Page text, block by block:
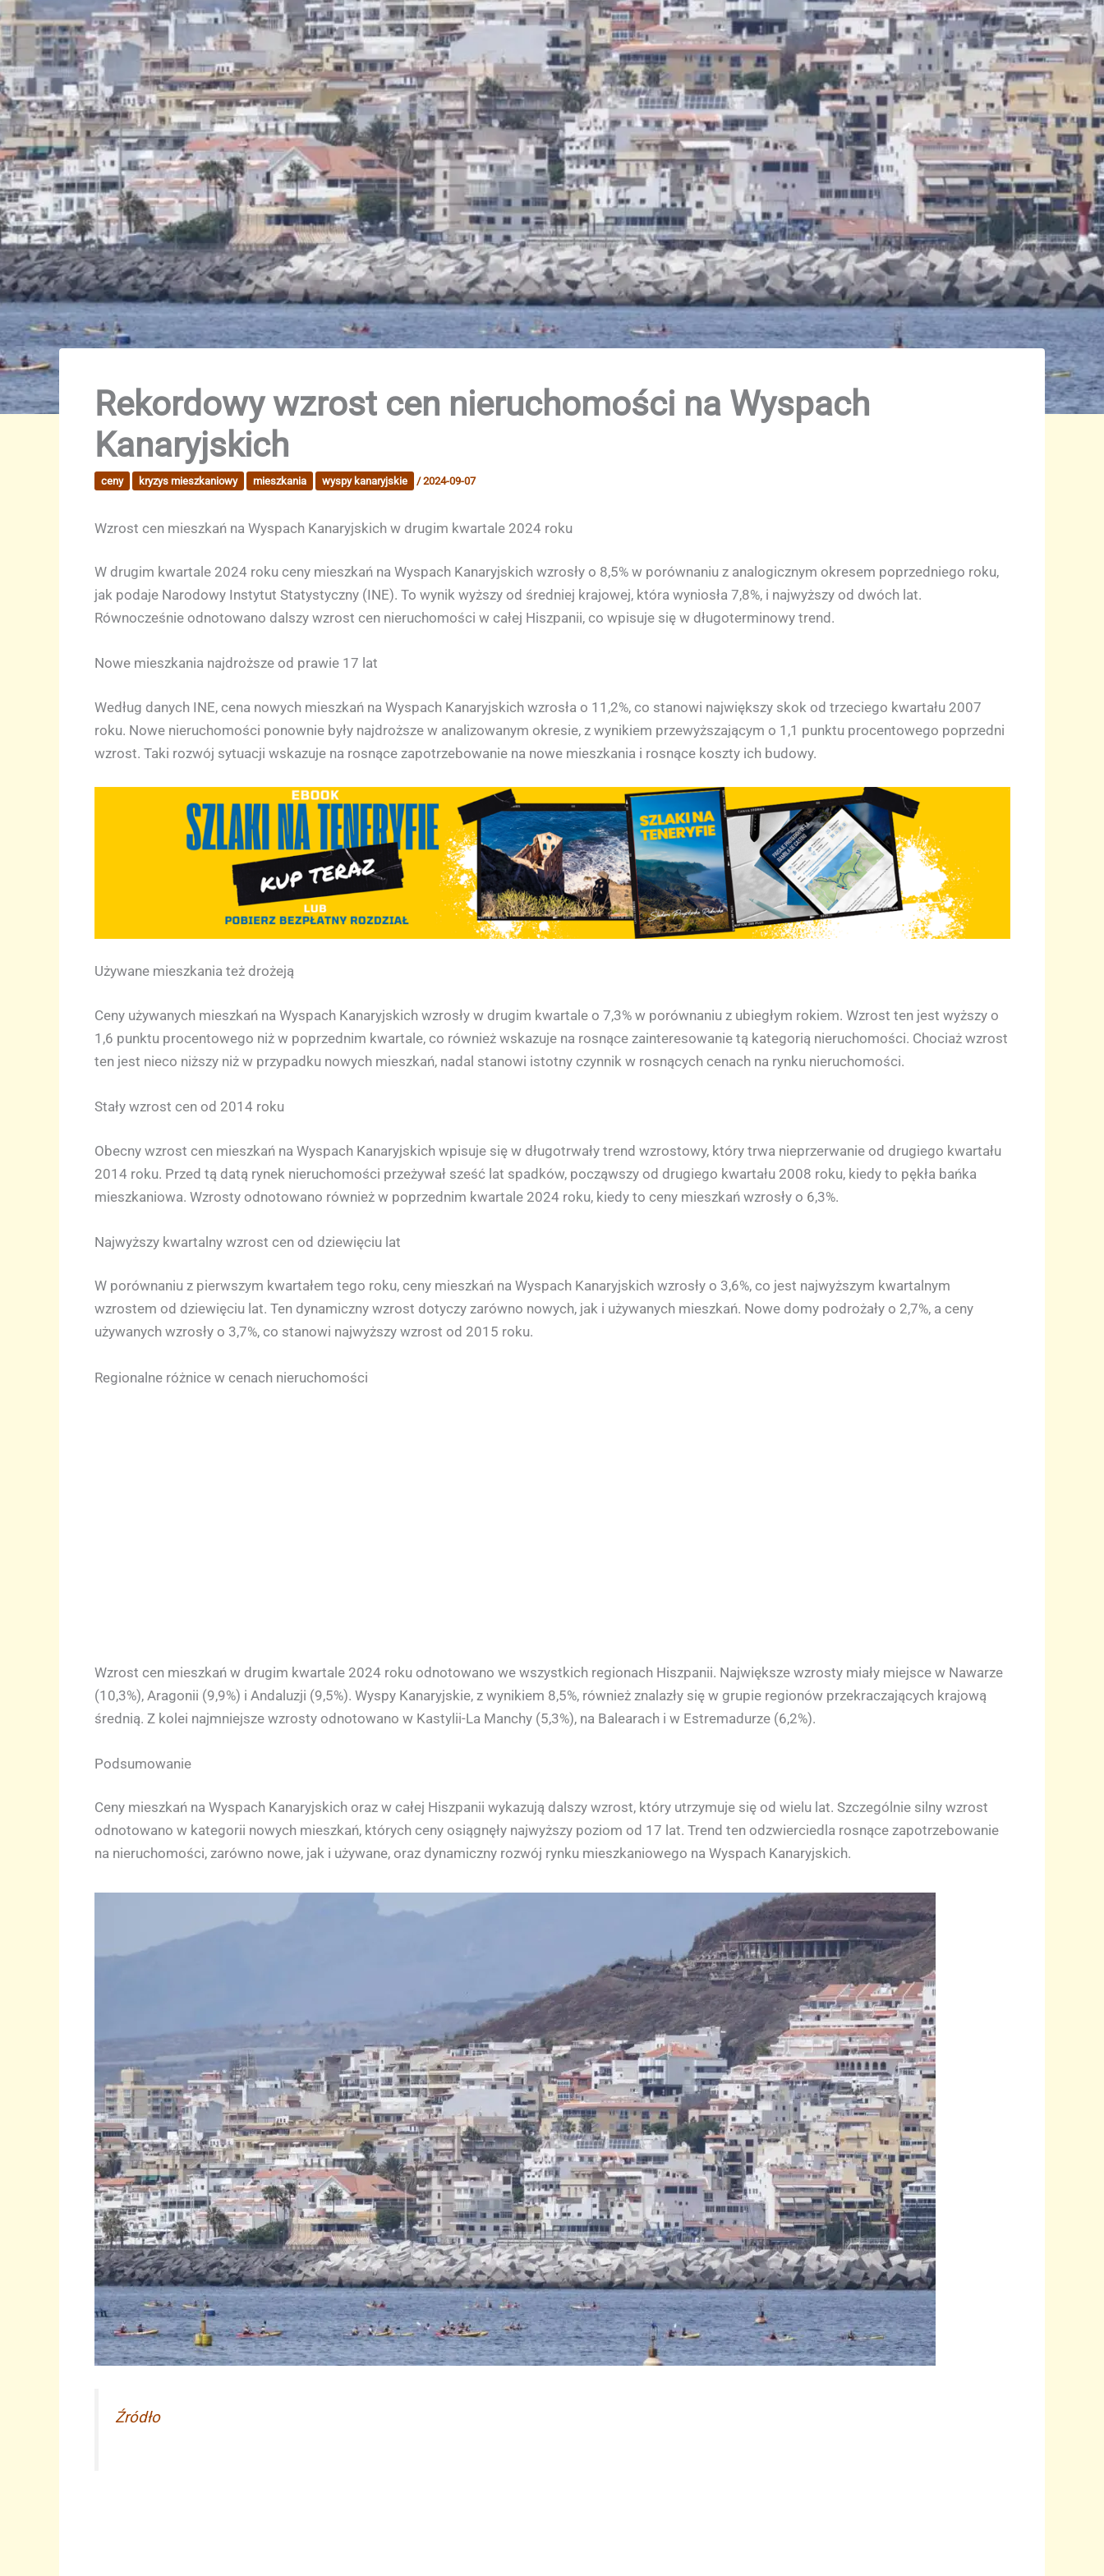
Rekordowy wzrost cen nieruchomości na Wyspach
Kanaryjskich
ceny kryzys mieszkaniowy mieszkania wyspy kanaryjskie /2024-09-07
Wzrost cen mieszkań na Wyspach Kanaryjskich w drugim kwartale 2024 roku
W drugim kwartale 2024 roku ceny mieszkań na Wyspach Kanaryjskich wzrosły o 8,5% w porównaniu z analogicznym okresem poprzedniego roku,
jak podaje Narodowy Instytut Statystyczny (INE). To wynik wyższy od średniej krajowej, która wyniosła 7,8%, i najwyższy od dwóch lat.
Równocześnie odnotowano dalszy wzrost cen nieruchomości w całej Hiszpanii, co wpisuje się w długoterminowy trend.
Nowe mieszkania najdroższe od prawie 17 lat
Według danych INE, cena nowych mieszkań na Wyspach Kanaryjskich wzrosła o 11,2%, co stanowi największy skok od trzeciego kwartału 2007
roku. Nowe nieruchomości ponownie były najdroższe w analizowanym okresie, z wynikiem przewyższającym o 1,1 punktu procentowego poprzedni
wzrost. Taki rozwój sytuacji wskazuje na rosnące zapotrzebowanie na nowe mieszkania i rosnące koszty ich budowy.
Używane mieszkania też drożeją
Ceny używanych mieszkań na Wyspach Kanaryjskich wzrosły w drugim kwartale o 7,3% w porównaniu z ubiegłym rokiem. Wzrost ten jest wyższy o
1,6 punktu procentowego niż w poprzednim kwartale, co również wskazuje na rosnące zainteresowanie tą kategorią nieruchomości. Chociaż wzrost
ten jest nieco niższy niż w przypadku nowych mieszkań, nadal stanowi istotny czynnik w rosnących cenach na rynku nieruchomości.
Stały wzrost cen od 2014 roku
Obecny wzrost cen mieszkań na Wyspach Kanaryjskich wpisuje się w długotrwały trend wzrostowy, który trwa nieprzerwanie od drugiego kwartału
2014 roku. Przed tą datą rynek nieruchomości przeżywał sześć lat spadków, począwszy od drugiego kwartału 2008 roku, kiedy to pękła bańka
mieszkaniowa. Wzrosty odnotowano również w poprzednim kwartale 2024 roku, kiedy to ceny mieszkań wzrosły o 6,3%.
Najwyższy kwartalny wzrost cen od dziewięciu lat
W porównaniu z pierwszym kwartałem tego roku, ceny mieszkań na Wyspach Kanaryjskich wzrosły o 3,6%, co jest najwyższym kwartalnym
wzrostem od dziewięciu lat. Ten dynamiczny wzrost dotyczy zarówno nowych, jak i używanych mieszkań. Nowe domy podrożały o 2,7%, a ceny
używanych wzrosły o 3,7%, co stanowi najwyższy wzrost od 2015 roku.
Regionalne różnice w cenach nieruchomości
Wzrost cen mieszkań w drugim kwartale 2024 roku odnotowano we wszystkich regionach Hiszpanii. Największe wzrosty miały miejsce w Nawarze
(10,3%), Aragonii (9,9%) i Andaluzji (9,5%). Wyspy Kanaryjskie, z wynikiem 8,5%, również znalazły się w grupie regionów przekraczających krajową
średnią. Z kolei najmniejsze wzrosty odnotowano w Kastylii-La Manchy (5,3%), na Balearach i w Estremadurze (6,2%).
Podsumowanie
Ceny mieszkań na Wyspach Kanaryjskich oraz w całej Hiszpanii wykazują dalszy wzrost, który utrzymuje się od wielu lat. Szczególnie silny wzrost
odnotowano w kategorii nowych mieszkań, których ceny osiągnęły najwyższy poziom od 17 lat. Trend ten odzwierciedla rosnące zapotrzebowanie
na nieruchomości, zarówno nowe, jak i używane, oraz dynamiczny rozwój rynku mieszkaniowego na Wyspach Kanaryjskich.
Źródło